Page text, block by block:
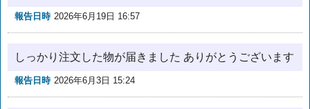
報告日時 2026年6月19日 16:57
しっかり注文した物が届きました ありがとうございます
報告日時 2026年6月3日 15:24